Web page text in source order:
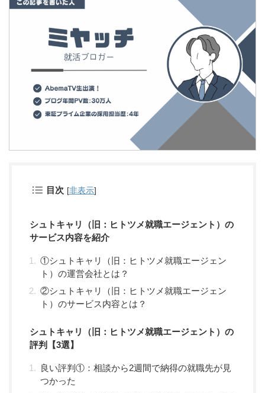
目次 [非表示]
シュトキャリ（旧：ヒトツメ就職エージェント）の
サービス内容を紹介
①シュトキャリ（旧：ヒトツメ就職エージェン
ト）の運営会社とは？
②シュトキャリ（旧：ヒトツメ就職エージェン
ト）のサービス内容とは？
シュトキャリ（旧：ヒトツメ就職エージェント）の
評判【3選】
良い評判①：相談から2週間で納得の就職先が見
つかった